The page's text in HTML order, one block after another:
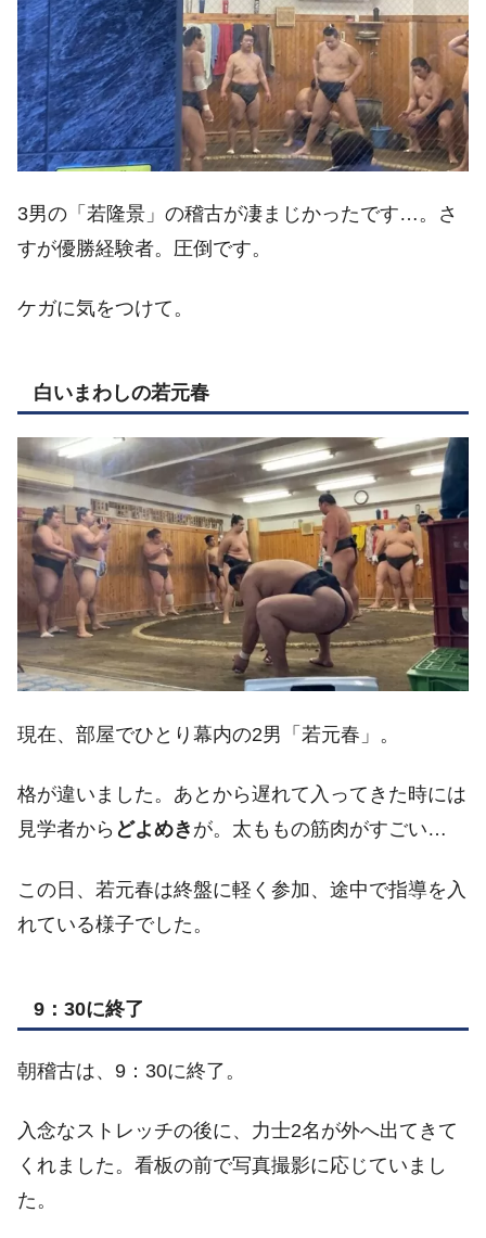
3男の「若隆景」の稽古が凄まじかったです…。さ
すが優勝経験者。圧倒です。
ケガに気をつけて。
白いまわしの若元春
現在、部屋でひとり幕内の2男「若元春」。
格が違いました。あとから遅れて入ってきた時には
見学者から どよめき が。太ももの筋肉がすごい…
この日、若元春は終盤に軽く参加、途中で指導を入
れている様子でした。
9：30に終了
朝稽古は、9：30に終了。
入念なストレッチの後に、力士2名が外へ出てきて
くれました。看板の前で写真撮影に応じていまし
た。